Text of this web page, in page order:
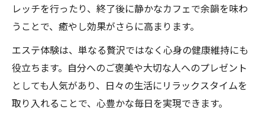
レッチを行ったり、終了後に静かなカフェで余韻を味わ
うことで、癒やし効果がさらに高まります。
エステ体験は、単なる贅沢ではなく心身の健康維持にも
役立ちます。自分へのご褒美や大切な人へのプレゼント
としても人気があり、日々の生活にリラックスタイムを
取り入れることで、心豊かな毎日を実現できます。